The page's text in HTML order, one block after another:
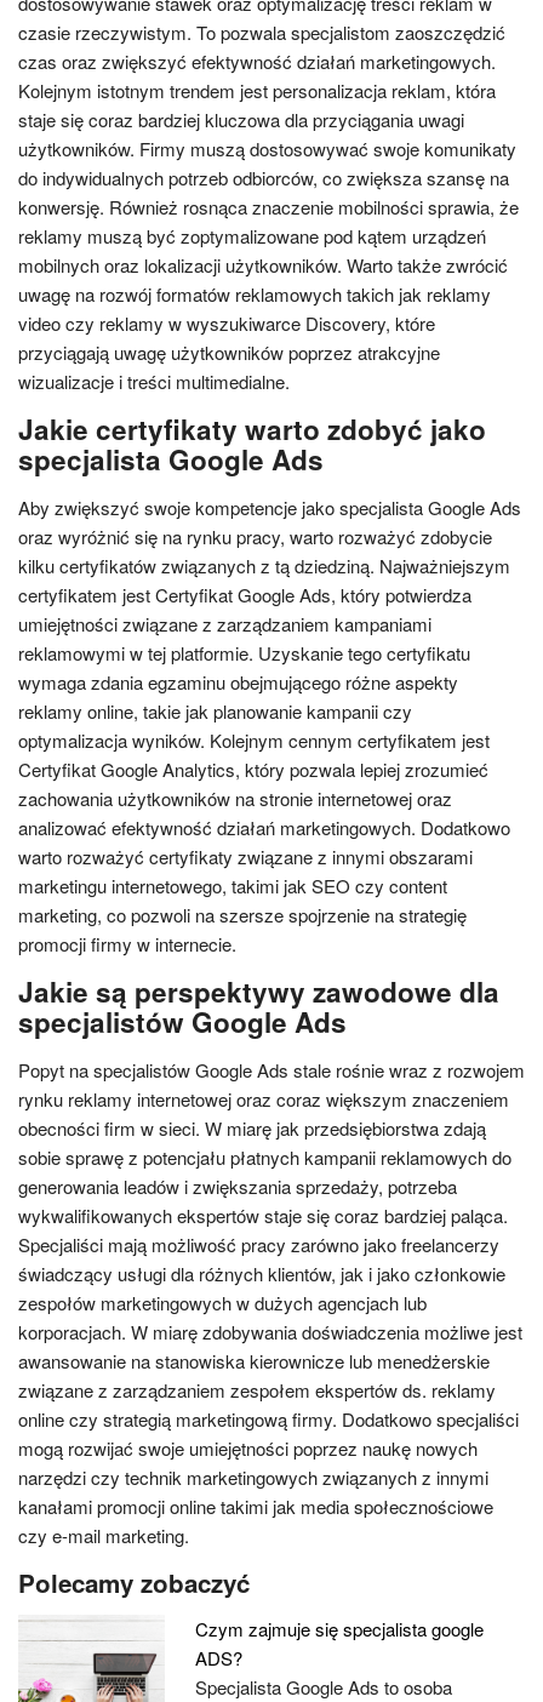
czasie rzeczywistym. To pozwala specjalistom zaoszczędzić
czas oraz zwiększyć efektywność działań marketingowych.
Kolejnym istotnym trendem jest personalizacja reklam, która
staje się coraz bardziej kluczowa dla przyciągania uwagi
użytkowników. Firmy muszą dostosowywać swoje komunikaty
do indywidualnych potrzeb odbiorców, co zwiększa szansę na
konwersję. Również rosnąca znaczenie mobilności sprawia, że
reklamy muszą być zoptymalizowane pod kątem urządzeń
mobilnych oraz lokalizacji użytkowników. Warto także zwrócić
uwagę na rozwój formatów reklamowych takich jak reklamy
video czy reklamy w wyszukiwarce Discovery, które
przyciągają uwagę użytkowników poprzez atrakcyjne
wizualizacje i treści multimedialne.
Jakie certyfikaty warto zdobyć jako
specjalista Google Ads
Aby zwiększyć swoje kompetencje jako specjalista Google Ads
oraz wyróżnić się na rynku pracy, warto rozważyć zdobycie
kilku certyfikatów związanych z tą dziedziną. Najważniejszym
certyfikatem jest Certyfikat Google Ads, który potwierdza
umiejętności związane z zarządzaniem kampaniami
reklamowymi w tej platformie. Uzyskanie tego certyfikatu
wymaga zdania egzaminu obejmującego różne aspekty
reklamy online, takie jak planowanie kampanii czy
optymalizacja wyników. Kolejnym cennym certyfikatem jest
Certyfikat Google Analytics, który pozwala lepiej zrozumieć
zachowania użytkowników na stronie internetowej oraz
analizować efektywność działań marketingowych. Dodatkowo
warto rozważyć certyfikaty związane z innymi obszarami
marketingu internetowego, takimi jak SEO czy content
marketing, co pozwoli na szersze spojrzenie na strategię
promocji firmy w internecie.
Jakie są perspektywy zawodowe dla
specjalistów Google Ads
Popyt na specjalistów Google Ads stale rośnie wraz z rozwojem
rynku reklamy internetowej oraz coraz większym znaczeniem
obecności firm w sieci. W miarę jak przedsiębiorstwa zdają
sobie sprawę z potencjału płatnych kampanii reklamowych do
generowania leadów i zwiększania sprzedaży, potrzeba
wykwalifikowanych ekspertów staje się coraz bardziej paląca.
Specjaliści mają możliwość pracy zarówno jako freelancerzy
świadczący usługi dla różnych klientów, jak i jako członkowie
zespołów marketingowych w dużych agencjach lub
korporacjach. W miarę zdobywania doświadczenia możliwe jest
awansowanie na stanowiska kierownicze lub menedżerskie
związane z zarządzaniem zespołem ekspertów ds. reklamy
online czy strategią marketingową firmy. Dodatkowo specjaliści
mogą rozwijać swoje umiejętności poprzez naukę nowych
narzędzi czy technik marketingowych związanych z innymi
kanałami promocji online takimi jak media społecznościowe
czy e-mail marketing.
Polecamy zobaczyć
Czym zajmuje się specjalista google
ADS?
Specjalista Google Ads to osoba